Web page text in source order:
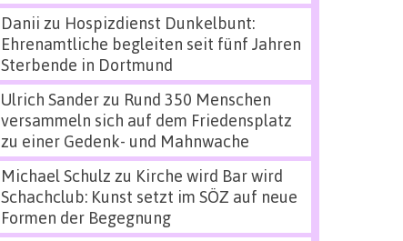
Danii zu Hospizdienst Dunkelbunt:
Ehrenamtliche begleiten seit fünf Jahren
Sterbende in Dortmund
Ulrich Sanderzu Rund 350 Menschen
versammeln sich auf dem Friedensplatz
zu einer Gedenk- und Mahnwache
Michael Schulz zu Kirche wird Bar wird
Schachclub: Kunst setzt im SÖZ auf neue
Formen der Begegnung